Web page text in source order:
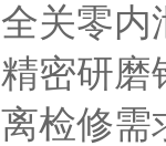
全关零内
精密研磨
离检修需